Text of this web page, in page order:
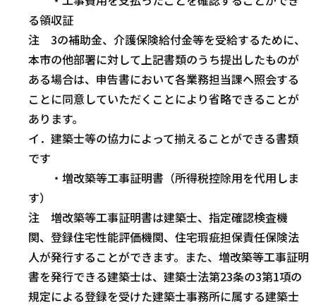
る領収証
注 3の補助金、介護保険給付金等を受給するために、
本市の他部署に対して上記書類のうち提出したものが
ある場合は、申告書において各業務担当課へ照会する
ことに同意していただくことにより省略できることが
あります。
イ．建築士等の協力によって揃えることができる書類
です
・増改築等工事証明書（所得税控除用を代用しま
す）
注 増改築等工事証明書は建築士、指定確認検査機
関、登録住宅性能評価機関、住宅瑕疵担保責任保険法
人が発行することができます。また、増改築等工事証明
書を発行できる建築士は、建築士法第23条の3第1項の
規定による登録を受けた建築士事務所に属する建築士